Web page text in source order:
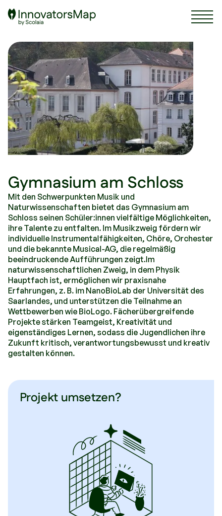
Scolaia Logo - Visit Homepage
Gymnasium am Schloss
Mit den Schwerpunkten Musik und
Naturwissenschaften bietet das Gymnasium am
Schloss seinen Schüler:innen vielfältige Möglichkeiten,
ihre Talente zu entfalten. Im Musikzweig fördern wir
individuelle Instrumentalfähigkeiten, Chöre, Orchester
und die bekannte Musical-AG, die regelmäßig
beeindruckende Aufführungen zeigt.Im
naturwissenschaftlichen Zweig, in dem Physik
Hauptfach ist, ermöglichen wir praxisnahe
Erfahrungen, z. B. im NanoBioLab der Universität des
Saarlandes, und unterstützen die Teilnahme an
Wettbewerben wie BioLogo. Fächerübergreifende
Projekte stärken Teamgeist, Kreativität und
eigenständiges Lernen, sodass die Jugendlichen ihre
Zukunft kritisch, verantwortungsbewusst und kreativ
gestalten können.
Projekt umsetzen?